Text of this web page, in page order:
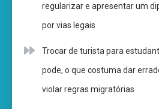
regularizar e apresentar um
por vias legais
Trocar de turista para
pode, o que costuma dar
violar regras migratórias